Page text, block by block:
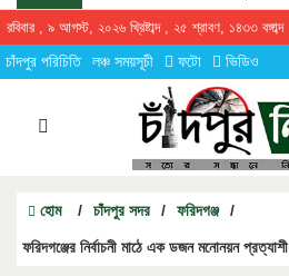
রবিবার , ৯ আগস্ট, ২০২৬ খ্রিষ্টাব্দ , ২৫ শ্রাবণ, ১৪৩৩ বঙ্গাব্দ
চাঁদপুর পরিচিতি লঞ্চ সময়সূচী ফটো ভিডিও
হোম / চাঁদপুর সদর / ফরিদগঞ্জ /
ফরিদগঞ্জের নির্বাচনী মাঠে এক ডজন মনোনয়ন প্রত্যাশী